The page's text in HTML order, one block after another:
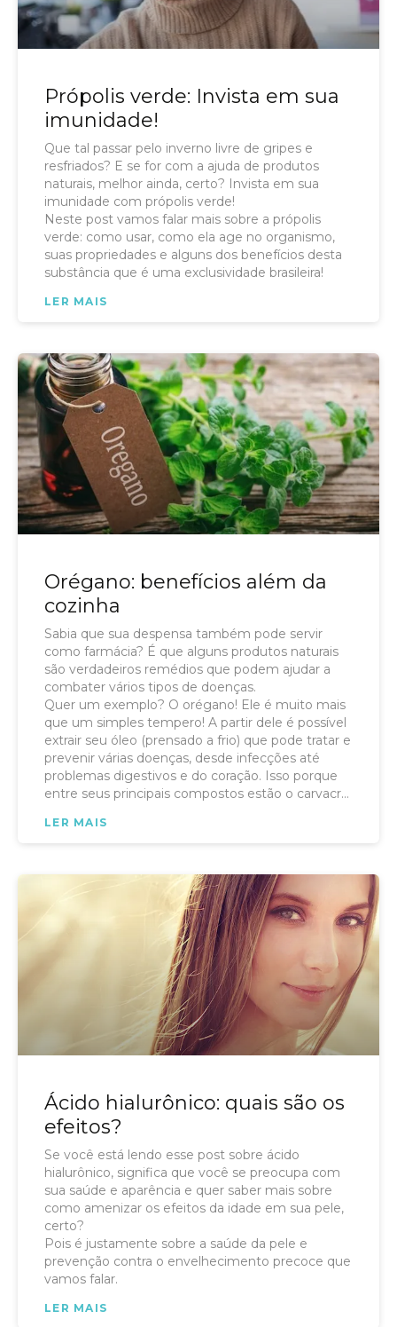
Própolis verde: Invista em sua
imunidade!
Que tal passar pelo inverno livre de gripes e
resfriados? E se for com a ajuda de produtos
naturais, melhor ainda, certo? Invista em sua
imunidade com própolis verde!
Neste post vamos falar mais sobre a própolis
verde: como usar, como ela age no organismo,
suas propriedades e alguns dos benefícios desta
substância que é uma exclusividade brasileira!
LER MAIS
Orégano: benefícios além da
cozinha
Sabia que sua despensa também pode servir
como farmácia? É que alguns produtos naturais
são verdadeiros remédios que podem ajudar a
combater vários tipos de doenças.
Quer um exemplo? O orégano! Ele é muito mais
que um simples tempero! A partir dele é possível
extrair seu óleo (prensado a frio) que pode tratar e
prevenir várias doenças, desde infecções até
problemas digestivos e do coração. Isso porque
entre seus principais compostos estão o carvacrol
LER MAIS
Ácido hialurônico: quais são os
efeitos?
Se você está lendo esse post sobre ácido
hialurônico, significa que você se preocupa com
sua saúde e aparência e quer saber mais sobre
como amenizar os efeitos da idade em sua pele,
certo?
Pois é justamente sobre a saúde da pele e
prevenção contra o envelhecimento precoce que
vamos falar.
LER MAIS